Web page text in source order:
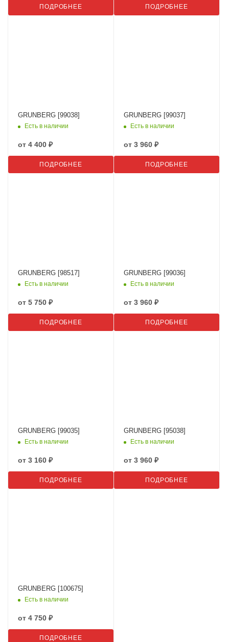
ПОДРОБНЕЕ ПОДРОБНЕЕ
GRUNBERG [99038]
Есть в наличии
от 4 400 ₽
ПОДРОБНЕЕ
GRUNBERG [99037]
Есть в наличии
от 3 960 ₽
ПОДРОБНЕЕ
GRUNBERG [98517]
Есть в наличии
от 5 750 ₽
ПОДРОБНЕЕ
GRUNBERG [99036]
Есть в наличии
от 3 960 ₽
ПОДРОБНЕЕ
GRUNBERG [99035]
Есть в наличии
от 3 160 ₽
ПОДРОБНЕЕ
GRUNBERG [95038]
Есть в наличии
от 3 960 ₽
ПОДРОБНЕЕ
GRUNBERG [100675]
Есть в наличии
от 4 750 ₽
ПОДРОБНЕЕ